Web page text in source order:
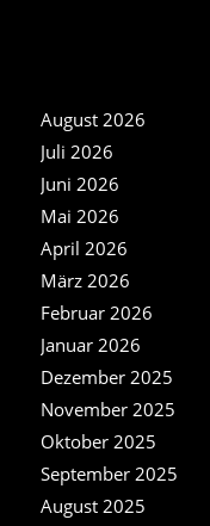
August 2026
Juli 2026
Juni 2026
Mai 2026
April 2026
März 2026
Februar 2026
Januar 2026
Dezember 2025
November 2025
Oktober 2025
September 2025
August 2025